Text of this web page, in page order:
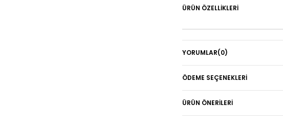
ÜRÜN ÖZELLIKLERI
YORUMLAR(0)
ÖDEME SEÇENEKLERI
ÜRÜN ÖNERILERI